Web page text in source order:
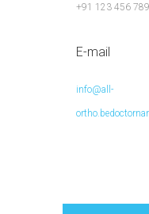
+91 123 456 789
E-mail
info@all-